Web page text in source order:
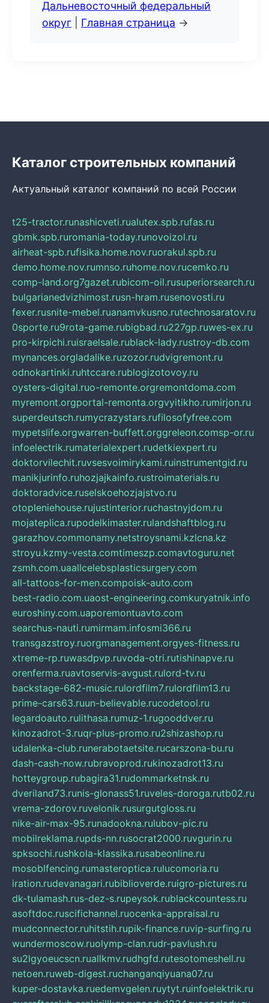
Дальневосточный федеральный
округ
Главная страница →
Каталог строительных компаний
Актуальный каталог компаний по всей России
t25-tractor.runashicveti.rualutex.spb.rufas.ru
gbmk.spb.ruromania-today.runovoizol.ru
airheat-spb.rufisika.home.nov.ruorakul.spb.ru
demo.home.nov.rumnso.ruhome.nov.rucemko.ru
comp-land.org7gazet.rubicom-oil.rusuperiorsearch.ru
bulgarianedvizhimost.rusn-hram.rusenovosti.ru
fexer.rusnite-mebel.ruanamvkusno.rutechnosaratov.ru
0sporte.ru9rota-game.rubigbad.ru227gp.ruwes-ex.ru
pro-kirpichi.ruisraelsale.rublack-lady.rustroy-db.com
mynances.orgladalike.ruzozor.rudvigremont.ru
odnokartinki.ruhtccare.rublogizotovoy.ru
oysters-digital.ruo-remonte.orgremontdoma.com
myremont.orgportal-remonta.orgvyitikho.rumirjon.ru
superdeutsch.rumycrazystars.rufilosofyfree.com
mypetslife.orgwarren-buffett.orggreleon.comsp-or.ru
infoelectrik.rumaterialexpert.rudetkiexpert.ru
doktorvilechit.ruvsesvoimirykami.ruinstrumentgid.ru
manikjurinfo.ruhozjajkainfo.rustroimaterials.ru
doktoradvice.ruselskoehozjajstvo.ru
otopleniehouse.rujustinterior.ruchastnyjdom.ru
mojateplica.rupodelkimaster.rulandshaftblog.ru
garazhov.commonamy.netstroysnami.kzlcna.kz
stroyu.kzmy-vesta.comtimeszp.comavtoguru.net
zsmh.com.uaallcelebsplasticsurgery.com
all-tattoos-for-men.compoisk-auto.com
best-radio.com.uaost-engineering.comkuryatnik.info
euroshiny.com.uaporemontuavto.com
searchus-nauti.rumirmam.infosmi366.ru
transgazstroy.ruorgmanagement.orgyes-fitness.ru
xtreme-rp.ruwasdpvp.ruvoda-otri.rutishinapve.ru
orenferma.ruavtoservis-avgust.rulord-tv.ru
backstage-682-music.rulordfilm7.rulordfilm13.ru
prime-cars63.ruun-believable.rucodetool.ru
legardoauto.rulithasa.rumuz-1.rugooddver.ru
kinozadrot-3.ruqr-plus-promo.ru2shizashop.ru
udalenka-club.runerabotaetsite.rucarszona-bu.ru
dash-cash-now.rubravoprod.rukinozadrot13.ru
hotteygroup.rubagira31.rudommarketnsk.ru
dveriland73.runis-glonass51.ruveles-doroga.rutb02.ru
vrema-zdorov.ruvelonik.rusurgutgloss.ru
nike-air-max-95.runadookna.rulubov-pic.ru
mobilreklama.rupds-nn.rusocrat2000.ruvgurin.ru
spksochi.rushkola-klassika.rusabeonline.ru
mosoblfencing.rumasteroptica.rulucomoria.ru
iration.rudevanagari.rubiblioverde.ruigro-pictures.ru
dk-tulamash.rus-dez-s.rupeysok.rublackcountess.ru
asoftdoc.ruscifichannel.ruocenka-appraisal.ru
mudconnector.ruhitstih.rupik-finance.ruvip-surfing.ru
wundermoscow.ruolymp-clan.rudr-pavlush.ru
su2lgyoeucscn.ruallkmv.rudhgfd.rutesotomeshell.ru
netoen.ruweb-digest.ruchanganqiyuana07.ru
kuper-dostavka.ruedemvgelen.ruytyt.ruinfoelektrik.ru